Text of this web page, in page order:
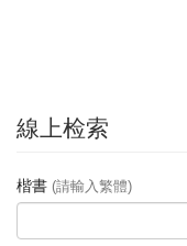
線上检索
楷書 (請輸入繁體)